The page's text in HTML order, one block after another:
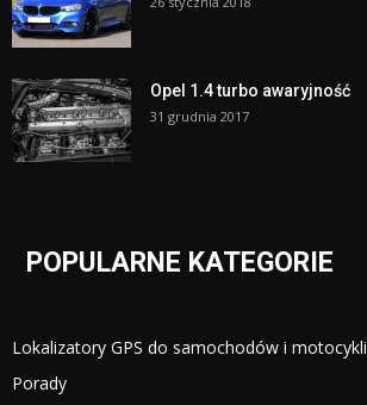
Opel 1.4 turbo awaryjność
31 grudnia 2017
POPULARNE KATEGORIE
Lokalizatory GPS do samochodów i motocykli
Porady